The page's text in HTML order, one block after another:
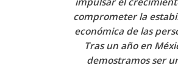
comprometer la
económica de las
Tras un año en
demostramos ser